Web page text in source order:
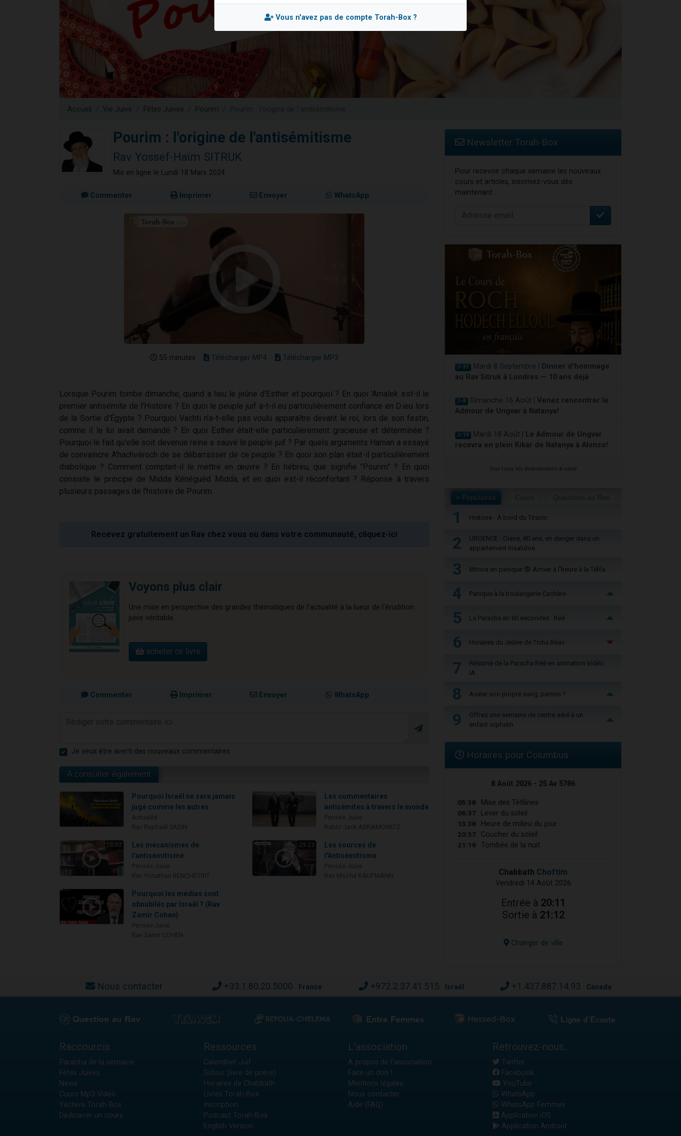
13 personnes viennent de demander une bénédiction
30 personnes viennent de faire un don pour Sauvez la jambe de Yohan
Il reste 49 places pour étudier en groupe sur Zoom
12 nouvelles musiques dans Torah-Box Music
29 personnes viennent de demander une bénédiction
Accueil Vie Juive Fêtes Juives Pourim
Pourim : l'origine de l'antisémitisme
Rav Yossef-Haïm SITRUK
Mis en ligne le Lundi 18 Mars 2024
Commenter Imprimer Envoyer WhatsApp
55 minutes Télécharger MP4 Télécharger MP3
Lorsque Pourim tombe dimanche, quand a lieu le jeûne d'Esther et pourquoi ? En quoi 'Amalek est-il le
premier antisémite de l'Histoire ? En quoi le peuple juif a-t-il eu particulièrement confiance en D.ieu lors
de la Sortie d'Égypte ? Pourquoi Vachti n'a-t-elle pas voulu apparaître devant le roi, lors de son festin,
comme il le lui avait demandé ? En quoi Esther était-elle particulièrement gracieuse et déterminée ?
Pourquoi le fait qu'elle soit devenue reine a sauvé le peuple juif ? Par quels arguments Haman a essayé
de convaincre A'hachvéroch de se débarrasser de ce peuple ? En quoi son plan était-il particulièrement
diabolique ? Comment comptait-il le mettre en œuvre ? En hébreu, que signifie "Pourim" ? En quoi
consiste le principe de Midda Kénéguèd Midda, et en quoi est-il réconfortant ? Réponse à travers
plusieurs passages de l'histoire de Pourim.
Recevez gratuitement un Rav chez vous ou dans votre communauté, cliquez-ici
Voyons plus clair
Une mise en perspective des grandes thématiques de l'actualité à la lueur de l'érudition
juive véritable.
acheter ce livre
Commenter Imprimer Envoyer WhatsApp
Je veux être averti des nouveaux commentaires
A consulter également
Pourquoi Israël ne sera jamais
jugé comme les autres
Les commentaires
antisémites à travers le monde
15:52
Les mécanismes de
l'antisémitisme
29:23
Les sources de
l'Antisémitisme
Pourquoi les médias sont
obnubilés par Israël ? (Rav
Zamir Cohen)
Newsletter Torah-Box
Pour recevoir chaque semaine les nouveaux
cours et articles, inscrivez-vous dès
maintenant :
J-31 Mardi 8 Septembre |
Dinner d'hommage
au Rav Sitruk à Londres — 10 ans déjà
J-8 Dimanche 16 Août | Venez rencontrer le
Admour de Ungvar à Natanya!
J-10 Mardi 18 Août |
Le Admour de Ungvar
recevra en plein Kikar de Natanya à Alonzo!
Voir tous les événements à venir
+ Populaires
1 Histoire - À bord du Titanic
2
URGENCE - Diane, 80 ans, en danger dans un
appartement insalubre
3 Mitsva en panique 😨 Arriver à l'heure à la Téfila
4 Panique à la boulangerie Cachère
5 La Paracha en 60 secondes : Réé
6 Horaires du Jeûne de Ticha Béav
7
Résumé de la Paracha Réé en animation Vidéo
IA
8 Avaler son propre sang, permis ?
9
Offrez une semaine de centre aéré à un
enfant orphelin
Horaires pour Columbus
8 Août 2026 - 25 Av 5786
05:38 Mise des Téfilines
06:37 Lever du soleil
13:38 Heure de milieu du jour
20:37 Coucher du soleil
21:19 Tombée de la nuit
Chabbath Choftim
Vendredi 14 Août 2026
Entrée à 20:11
Sortie à 21:12
Changer de ville
Nous contacter +33.1.80.20.5000 France +972.2.37.41.515 Israël +1.437.887.14.93 Canada
Raccourcis
Paracha de la semaine
Fêtes Juives
News
Cours Mp3-Vidéo
Yéchiva Torah-Box
Dédicacer un cours
Ressources
Calendrier Juif
Sidour (livre de prière)
Horaires de Chabbath
Livres Torah-Box
Inscription
Podcast Torah-Box
English Version
L'association
A propos de l'association
Faire un don !
Mentions légales
Nous contacter
Aide (FAQ)
Retrouvez-nous...
Twitter
Facebook
YouTube
WhatsApp
WhatsApp Femmes
Application iOS
Application Android
Vous n'avez pas de compte Torah-Box ?